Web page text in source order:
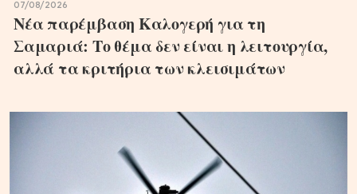
07/08/2026
Νέα παρέμβαση Καλογερή για τη
Σαμαριά: Το θέμα δεν είναι η λειτουργία,
αλλά τα κριτήρια των κλεισιμάτων